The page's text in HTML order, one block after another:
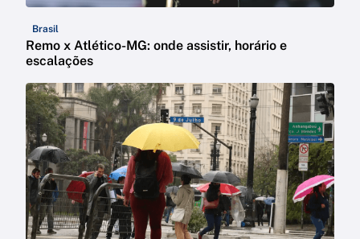
Brasil
Remo x Atlético-MG: onde assistir, horário e
escalações